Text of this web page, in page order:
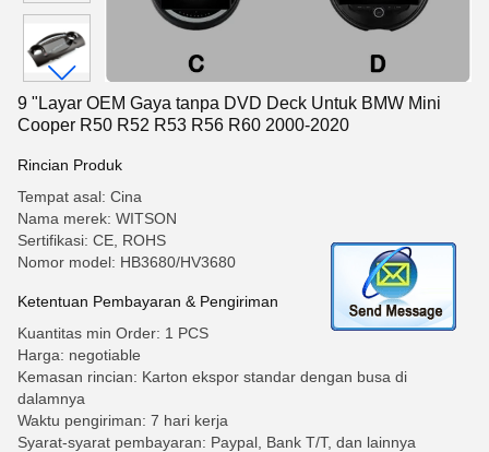
9 "Layar OEM Gaya tanpa DVD Deck Untuk BMW Mini
Cooper R50 R52 R53 R56 R60 2000-2020
Rincian Produk
Tempat asal: Cina
Nama merek: WITSON
Sertifikasi: CE, ROHS
Nomor model: HB3680/HV3680
Ketentuan Pembayaran & Pengiriman
Kuantitas min Order: 1 PCS
Harga: negotiable
Kemasan rincian: Karton ekspor standar dengan busa di
dalamnya
Waktu pengiriman: 7 hari kerja
Syarat-syarat pembayaran: Paypal, Bank T/T, dan lainnya